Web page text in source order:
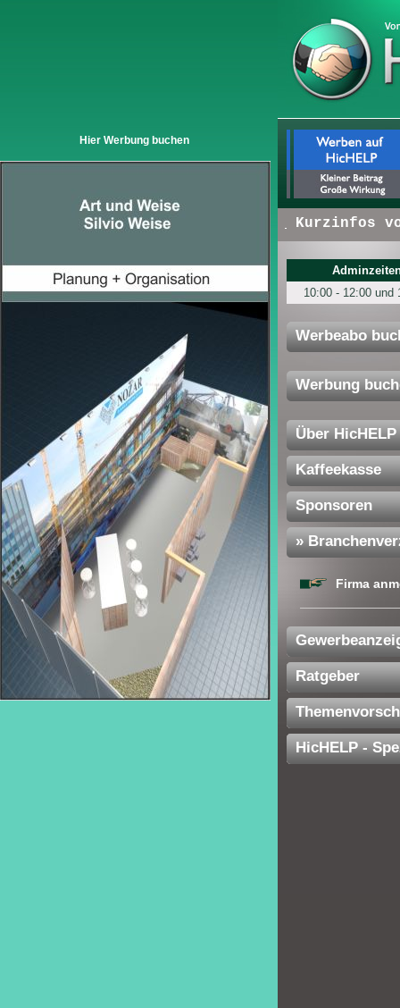
Hier Werbung buchen
+ + +Hier erscheinen: Kurzinfos von
10:00 - 12:00 und
Werbeabo
Werbung
Über HicHELP
Kaffeekasse
Sponsoren
»
Firma
Ratgeber
HicHELP -